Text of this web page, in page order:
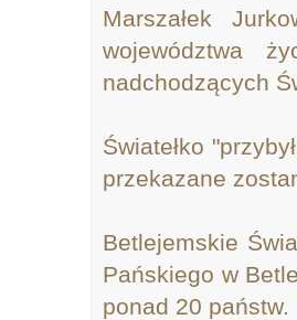
Marszałek
województwa
nadchodzących
Światełko
przekazane
Betlejemskie
Pańskiego w
ponad 20 państw.